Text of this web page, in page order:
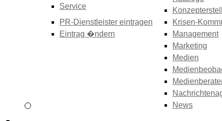
Service
PR-Dienstleister eintragen
Eintrag �ndern
Krisen-
Management
Marketing
Medien
News